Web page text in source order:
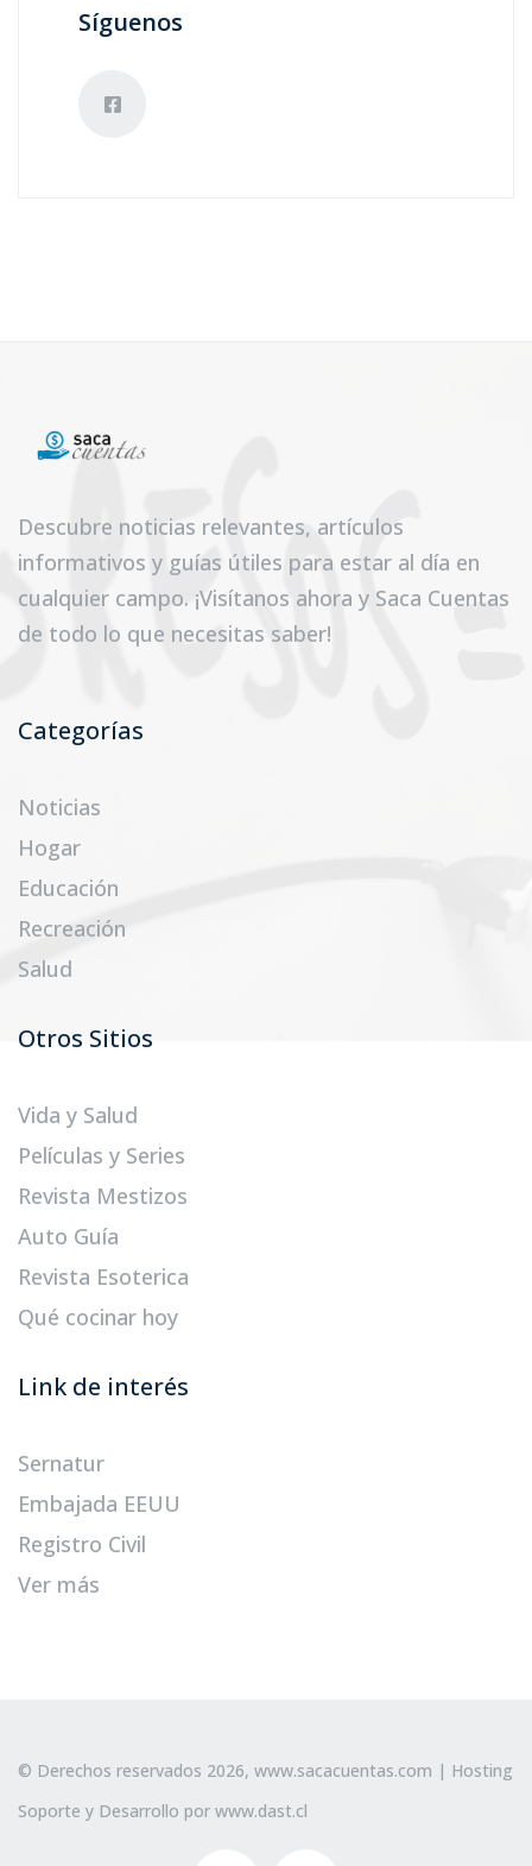
Síguenos
Descubre noticias relevantes, artículos
informativos y guías útiles para estar al día en
cualquier campo. ¡Visítanos ahora y Saca Cuentas
de todo lo que necesitas saber!
Categorías
Noticias
Hogar
Educación
Recreación
Salud
Otros Sitios
Vida y Salud
Películas y Series
Revista Mestizos
Auto Guía
Revista Esoterica
Qué cocinar hoy
Link de interés
Sernatur
Embajada EEUU
Registro Civil
Ver más
© Derechos reservados 2026, www.sacacuentas.com | Hosting
Soporte y Desarrollo por www.dast.cl